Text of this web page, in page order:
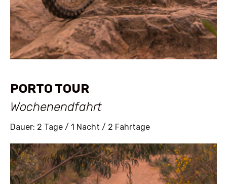
PORTO TOUR
Wochenendfahrt
Dauer: 2 Tage / 1 Nacht / 2 Fahrtage